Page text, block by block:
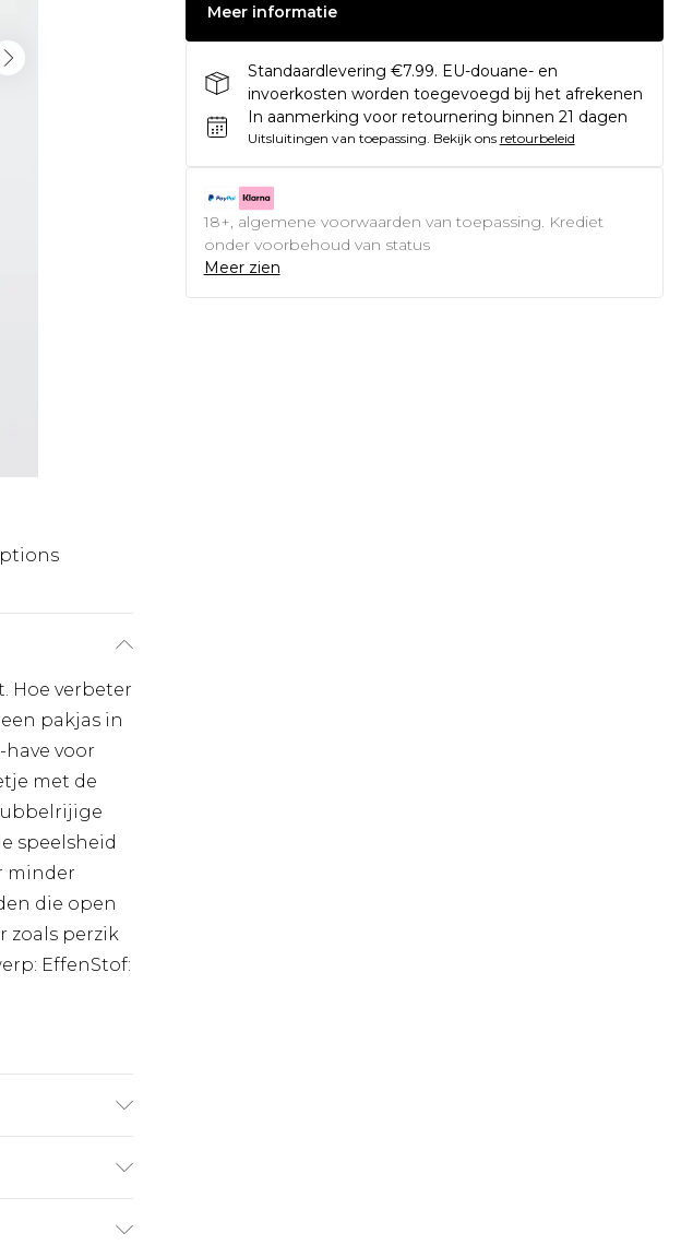
Hoe verbeter
pakjas in
voor
met de
speelsheid
minder
die open
zoals perzik
EffenStof:
€7.99
Meer informatie
Standaardlevering €7.99. EU-douane- en
invoerkosten worden toegevoegd bij het afrekenen
In aanmerking voor retournering binnen 21 dagen
Uitsluitingen van toepassing. Bekijk ons retourbeleid
18+, algemene voorwaarden van toepassing. Krediet
onder voorbehoud van status
Meer zien